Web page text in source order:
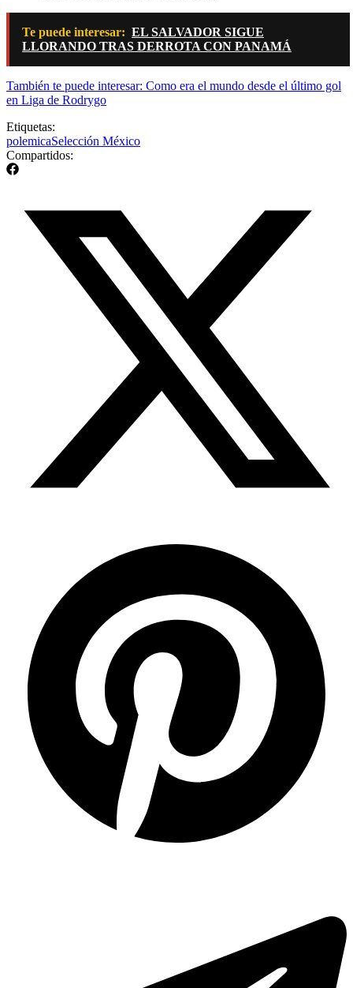
Te puede interesar: EL SALVADOR SIGUE
LLORANDO TRAS DERROTA CON PANAMÁ
También te puede interesar: Como era el mundo desde el último gol
en Liga de Rodrygo
Etiquetas:
polemicaSelección México
Compartidos: